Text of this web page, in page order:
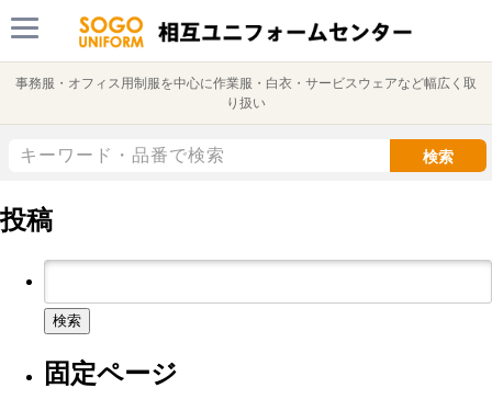
事務服・オフィス用制服を中心に作業服・白衣・サービスウェアなど幅広く取
り扱い
検索
投稿
検
固定ページ